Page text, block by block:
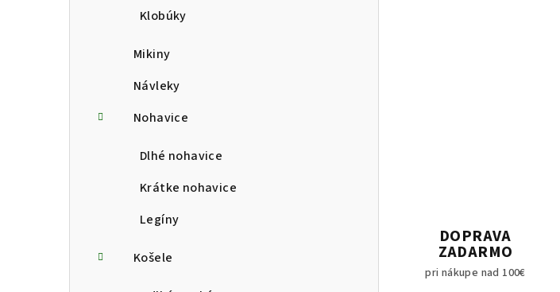
Klobúky
Mikiny
Návleky
Nohavice
Dlhé nohavice
Krátke nohavice
Legíny
Košele
DOPRAVA
ZADARMO
pri nákupe nad 100€